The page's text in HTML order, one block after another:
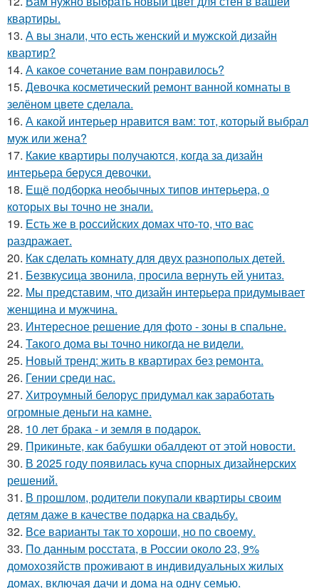
квартиры.
13. А вы знали, что есть женский и мужской дизайн
квартир?
14. А какое сочетание вам понравилось?
15. Девочка косметический ремонт ванной комнаты в
зелёном цвете сделала.
16. А какой интерьер нравится вам: тот, который выбрал
муж или жена?
17. Какие квартиры получаются, когда за дизайн
интерьера беруся девочки.
18. Ещё подборка необычных типов интерьера, о
которых вы точно не знали.
19. Есть же в российских домах что-то, что вас
раздражает.
20. Как сделать комнату для двух разнополых детей.
21. Безвкусица звонила, просила вернуть ей унитаз.
22. Мы представим, что дизайн интерьера придумывает
женщина и мужчина.
23. Интересное решение для фото - зоны в спальне.
24. Такого дома вы точно никогда не видели.
25. Новый тренд: жить в квартирах без ремонта.
26. Гении среди нас.
27. Хитроумный белорус придумал как заработать
огромные деньги на камне.
28. 10 лет брака - и земля в подарок.
29. Прикиньте, как бабушки обалдеют от этой новости.
30. В 2025 году появилась куча спорных дизайнерских
решений.
31. В прошлом, родители покупали квартиры своим
детям даже в качестве подарка на свадьбу.
32. Все варианты так то хороши, но по своему.
33. По данным росстата, в России около 23, 9%
домохозяйств проживают в индивидуальных жилых
домах, включая дачи и дома на одну семью.